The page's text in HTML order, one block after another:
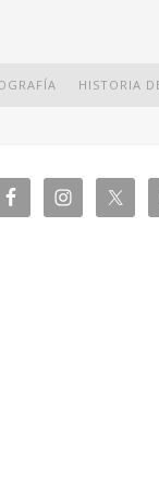
HISTORIA